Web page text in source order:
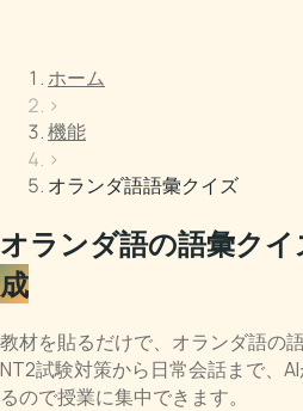
ホーム
›
機能
›
オランダ語語彙クイズ
オランダ語の語彙クイ
成
教材を貼るだけで、オランダ語の
NT2試験対策から日常会話まで、
るので授業に集中できます。